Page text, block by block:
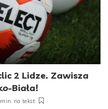
2 Lidze. Zawisza
Biała!
na tekst